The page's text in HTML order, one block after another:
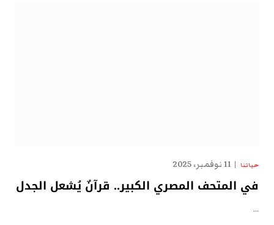
حياتنا 11 نوفمبر، 2025
في المتحف المصري الكبير.. قرآنٌ يُشعل الجدل
…